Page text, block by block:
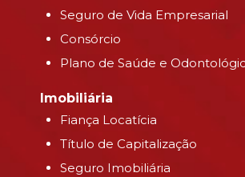
Seguro de Vida Empresarial
Consórcio
Plano de Saúde e
Imobiliária
Fiança Locatícia
Título de Capitalização
Seguro Imobiliária